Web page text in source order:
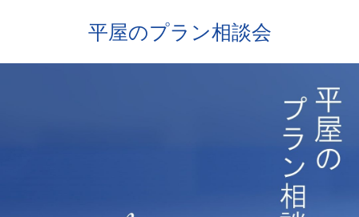
平屋のプラン相談会